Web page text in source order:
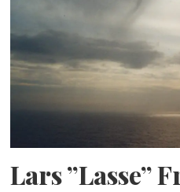
Lars ”Lasse”